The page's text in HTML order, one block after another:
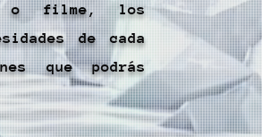
o filme, los
de cada
que podrás